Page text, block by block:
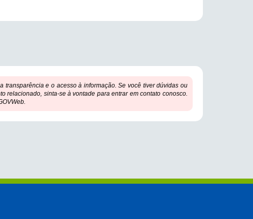
transparência e o acesso à informação. Se você tiver dúvidas ou
relacionado, sinta-se à vontade para entrar em contato conosco.